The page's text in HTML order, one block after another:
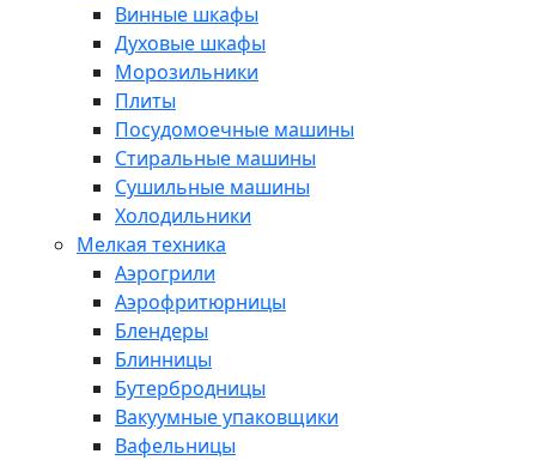
Винные шкафы
Духовые шкафы
Морозильники
Плиты
Посудомоечные машины
Стиральные машины
Сушильные машины
Холодильники
Мелкая техника
Аэрогрили
Аэрофритюрницы
Блендеры
Блинницы
Бутербродницы
Вакуумные упаковщики
Вафельницы